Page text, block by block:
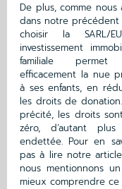
De plus, comme
dans notre précédent
choisir la SARL/
investissement
familiale
efficacement la nue
à ses enfants, en
les droits de donation.
précité, les droits
zéro, d’autant
endettée. Pour en
pas à lire notre
nous mentionnons
mieux comprendre ce